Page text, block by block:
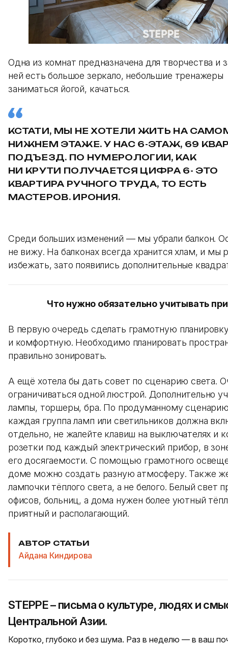
Одна из комнат предназначена для творчества и
ней есть большое зеркало, небольшие
заниматься йогой, качаться.
КСТАТИ, МЫ НЕ ХОТЕЛИ ЖИТЬ НА
НИЖНЕМ ЭТАЖЕ. У НАС 6-ЭТАЖ, 69
ПОДЪЕЗД. ПО НУМЕРОЛОГИИ, КАК
НИ КРУТИ ПОЛУЧАЕТСЯ ЦИФРА 6- ЭТО
КВАРТИРА РУЧНОГО ТРУДА, ТО ЕСТЬ
МАСТЕРОВ. ИРОНИЯ.
Среди больших изменений — мы убрали балкон.
не вижу. На балконах всегда хранится хлам, и мы
избежать, зато появились дополнительные
Что нужно обязательно учитывать
В первую очередь сделать грамотную
и комфортную. Необходимо планировать
правильно зонировать.
А ещё хотела бы дать совет по сценарию света.
ограничиваться одной люстрой. Дополнительно
лампы, торшеры, бра. По продуманному
каждая группа ламп или светильников должна
отдельно, не жалейте клавиш на выключателях и
розетки под каждый электрический прибор, в
его досягаемости. С помощью грамотного
доме можно создать разную атмосферу. Также
лампочки тёплого света, а не белого. Белый свет
офисов, больниц, а дома нужен более уютный
приятный и располагающий.
АВТОР СТАТЬИ
Айдана Киндирова
STEPPE – письма о культуре, людях и
Центральной Азии.
Коротко, глубоко и без шума. Раз в неделю — в ваш